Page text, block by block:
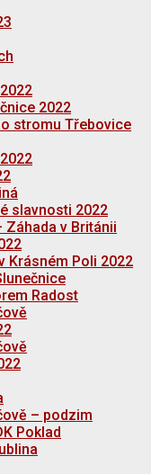
2022
stromu Třebovice
slavnosti 2022
Záhada v Británii
Krásném Poli 2022
Radost
– podzim
Poklad